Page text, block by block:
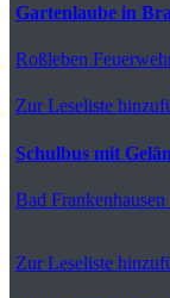
Gartenlaube in
Roßleben
Zur Leseliste
Schulbus mit
Bad Frankenhausen
Zur Leseliste